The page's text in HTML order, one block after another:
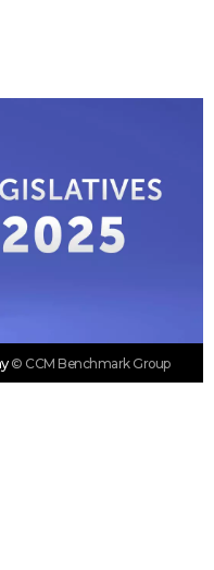
© CCM Benchmark Group